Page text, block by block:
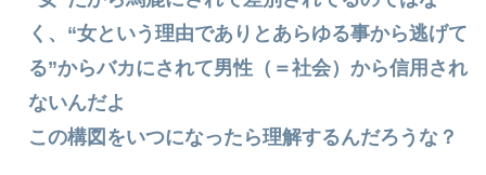
く、“女という理由でありとあらゆる事から逃げて
る”からバカにされて男性（＝社会）から信用され
ないんだよ
この構図をいつになったら理解するんだろうな？